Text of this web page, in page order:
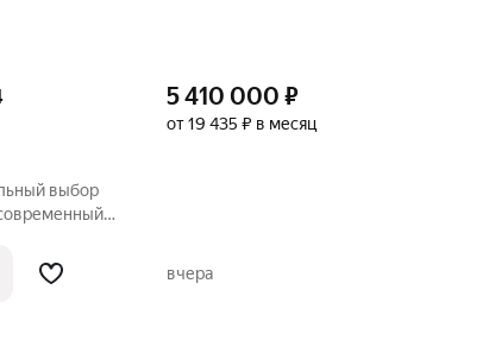
вписан
5 410 000 ₽
от 19 435 ₽ в месяц
вчера